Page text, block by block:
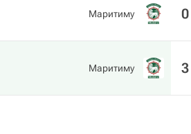
Маритиму 0
Маритиму 3